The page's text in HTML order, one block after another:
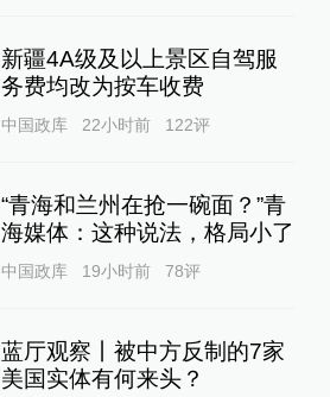
新疆4A级及以上景区自驾服
务费均改为按车收费
中国政库 22小时前 122评
“青海和兰州在抢一碗面？”青
海媒体：这种说法，格局小了
中国政库 19小时前 78评
蓝厅观察丨被中方反制的7家
美国实体有何来头？